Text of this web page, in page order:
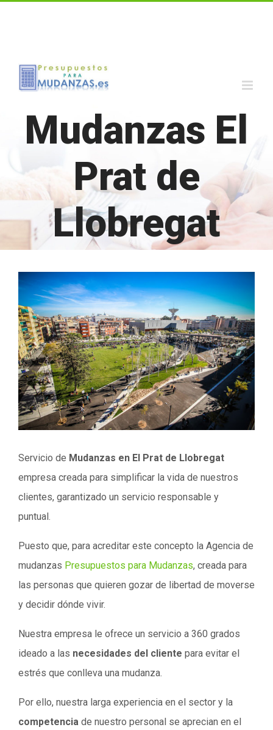
Mudanzas El
Prat de
Llobregat
Servicio de Mudanzas en El Prat de Llobregat
empresa creada para simplificar la vida de nuestros
clientes, garantizado un servicio responsable y
puntual.
Puesto que, para acreditar este concepto la Agencia de
mudanzas Presupuestos para Mudanzas, creada para
las personas que quieren gozar de libertad de moverse
y decidir dónde vivir.
Nuestra empresa le ofrece un servicio a 360 grados
ideado a las necesidades del cliente para evitar el
estrés que conlleva una mudanza.
Por ello, nuestra larga experiencia en el sector y la
competencia de nuestro personal se aprecian en el